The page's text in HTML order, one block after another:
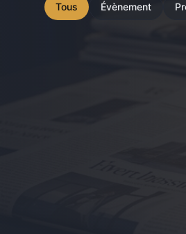
Tous Évènement